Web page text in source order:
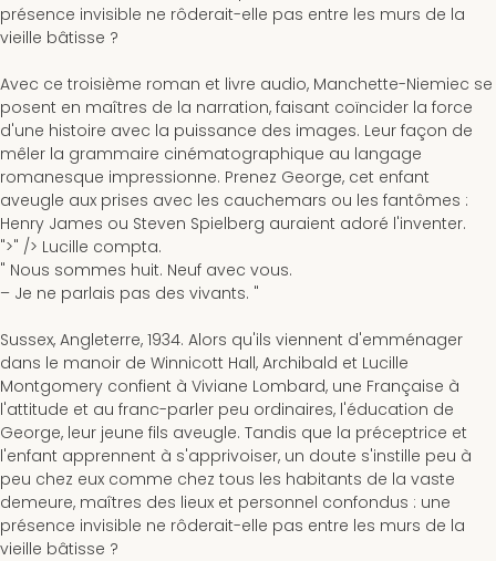
présence invisible ne rôderait-elle pas entre les murs de la
vieille bâtisse ?
Avec ce troisième roman et livre audio, Manchette-Niemiec se
posent en maîtres de la narration, faisant coïncider la force
d'une histoire avec la puissance des images. Leur façon de
mêler la grammaire cinématographique au langage
romanesque impressionne. Prenez George, cet enfant
aveugle aux prises avec les cauchemars ou les fantômes :
Henry James ou Steven Spielberg auraient adoré l'inventer.
">" /> Lucille compta.
" Nous sommes huit. Neuf avec vous.
– Je ne parlais pas des vivants. "
Sussex, Angleterre, 1934. Alors qu'ils viennent d'emménager
dans le manoir de Winnicott Hall, Archibald et Lucille
Montgomery confient à Viviane Lombard, une Française à
l'attitude et au franc-parler peu ordinaires, l'éducation de
George, leur jeune fils aveugle. Tandis que la préceptrice et
l'enfant apprennent à s'apprivoiser, un doute s'instille peu à
peu chez eux comme chez tous les habitants de la vaste
demeure, maîtres des lieux et personnel confondus : une
présence invisible ne rôderait-elle pas entre les murs de la
vieille bâtisse ?